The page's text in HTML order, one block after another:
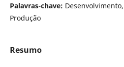
Palavras-chave:
Produção
Resumo